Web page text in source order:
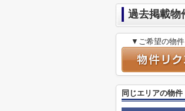
過去掲載物
▼ご希望の物
同じエリアの物件